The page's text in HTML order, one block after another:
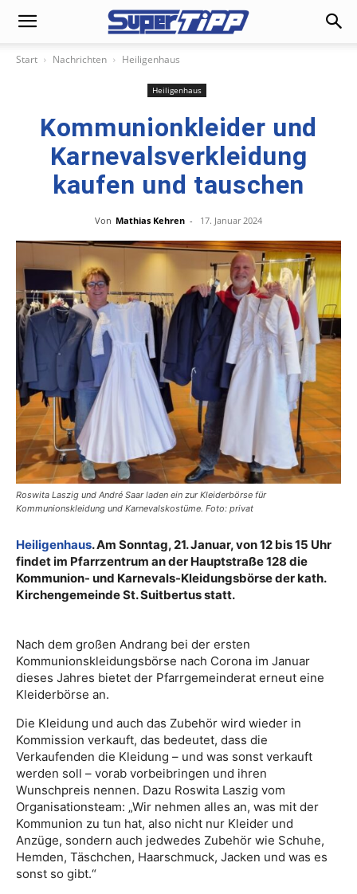
Start Nachrichten Heiligenhaus
Heiligenhaus
Kommunionkleider und
Karnevalsverkleidung
kaufen und tauschen
Von Mathias Kehren - 17. Januar 2024
Roswita Laszig und André Saar laden ein zur Kleiderbörse für
Kommunionskleidung und Karnevalskostüme. Foto: privat
Heiligenhaus. Am Sonntag, 21. Januar, von 12 bis 15 Uhr
findet im Pfarrzentrum an der Hauptstraße 128 die
Kommunion- und Karnevals-Kleidungsbörse der kath.
Kirchengemeinde St. Suitbertus statt.
Nach dem großen Andrang bei der ersten
Kommunionskleidungsbörse nach Corona im Januar
dieses Jahres bietet der Pfarrgemeinderat erneut eine
Kleiderbörse an.
Die Kleidung und auch das Zubehör wird wieder in
Kommission verkauft, das bedeutet, dass die
Verkaufenden die Kleidung – und was sonst verkauft
werden soll – vorab vorbeibringen und ihren
Wunschpreis nennen. Dazu Roswita Laszig vom
Organisationsteam: „Wir nehmen alles an, was mit der
Kommunion zu tun hat, also nicht nur Kleider und
Anzüge, sondern auch jedwedes Zubehör wie Schuhe,
Hemden, Täschchen, Haarschmuck, Jacken und was es
sonst so gibt.“